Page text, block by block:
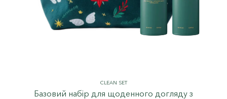
CLEAN SET
Базовий набір для щоденного догляду з